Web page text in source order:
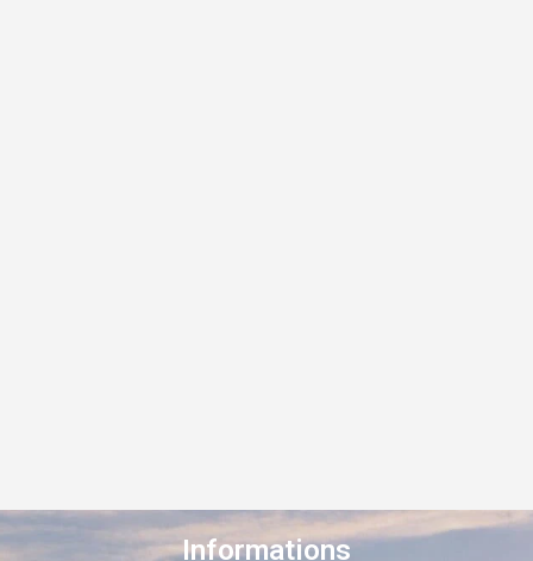
Informations